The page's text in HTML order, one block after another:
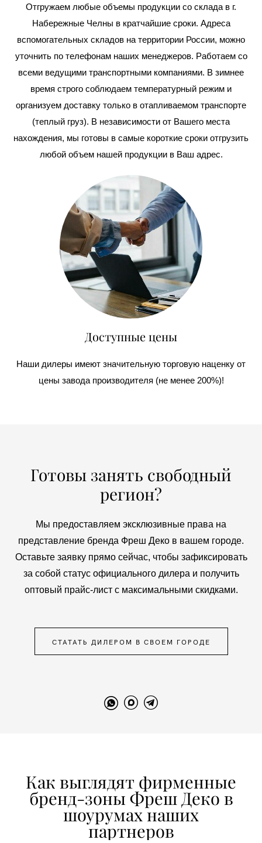
Отгружаем любые объемы продукции со склада в г.
Набережные Челны в кратчайшие сроки. Адреса
вспомогательных складов на территории России, можно
уточнить по телефонам наших менеджеров. Работаем со
всеми ведущими транспортными компаниями. В зимнее
время строго соблюдаем температурный режим и
организуем доставку только в отапливаемом транспорте
(теплый груз). В независимости от Вашего места
нахождения, мы готовы в самые короткие сроки отгрузить
любой объем нашей продукции в Ваш адрес.
Доступные цены
Наши дилеры имеют значительную торговую наценку от
цены завода производителя (не менее 200%)!
Готовы занять свободный
регион?
Мы предоставляем эксклюзивные права на
представление бренда Фреш Деко в вашем городе.
Оставьте заявку прямо сейчас, чтобы зафиксировать
за собой статус официального дилера и получить
оптовый прайс-лист с максимальными скидками.
СТАТАТЬ ДИЛЕРОМ В СВОЕМ ГОРОДЕ
Как выглядят фирменные
бренд-зоны Фреш Деко в
шоурумах наших
партнеров